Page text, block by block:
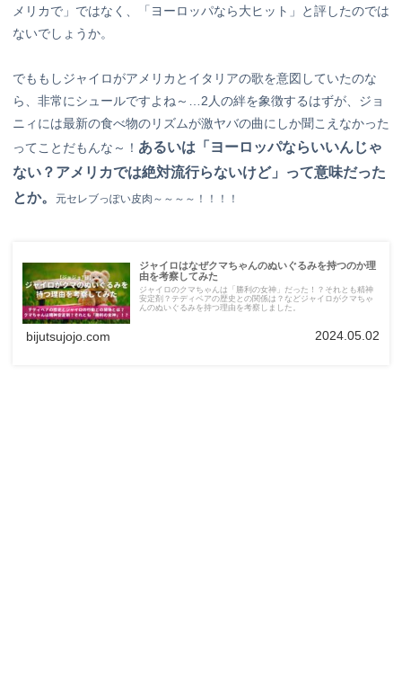
メリカで」ではなく、「ヨーロッパなら大ヒット」と評したのでは
ないでしょうか。
でももしジャイロがアメリカとイタリアの歌を意図していたのな
ら、非常にシュールですよね～…2人の絆を象徴するはずが、ジョ
ニィには最新の食べ物のリズムが激ヤバの曲にしか聞こえなかった
ってことだもんな～！ あるいは「ヨーロッパならいいんじゃ
ない？アメリカでは絶対流行らないけど」って意味だった
とか。
元セレブっぽい皮肉～～～～！！！！
ジャイロはなぜクマちゃんのぬいぐるみを持つのか理
由を考察してみた
ジャイロのクマちゃんは「勝利の女神」だった！？それとも精神
安定剤？テディベアの歴史との関係は？などジャイロがクマちゃ
んのぬいぐるみを持つ理由を考察しました。
bijutsujojo.com 2024.05.02